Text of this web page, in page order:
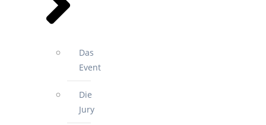
Das
Event
Die
Jury